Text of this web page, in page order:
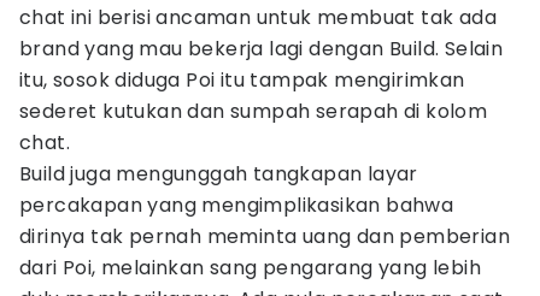
chat ini berisi ancaman untuk membuat tak ada
brand yang mau bekerja lagi dengan Build. Selain
itu, sosok diduga Poi itu tampak mengirimkan
sederet kutukan dan sumpah serapah di kolom
chat.
Build juga mengunggah tangkapan layar
percakapan yang mengimplikasikan bahwa
dirinya tak pernah meminta uang dan pemberian
dari Poi, melainkan sang pengarang yang lebih